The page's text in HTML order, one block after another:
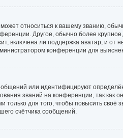
относиться к вашему званию,
Другое, обычно более
включена ли поддержка аватар, и от
конференции для
или идентифицируют
званий на конференции, так как
для того, чтобы повысить своё
счётчика сообщений.